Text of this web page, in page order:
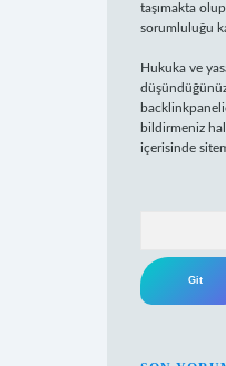
taşımakta
sorumluluğu
Hukuka ve
bildirmeniz
içerisinde